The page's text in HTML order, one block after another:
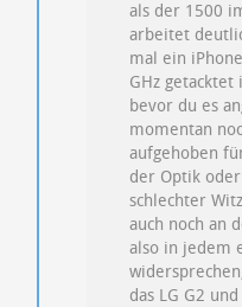
als der 1500
arbeitet
mal ein
GHz getacktet
bevor du es
momentan
aufgehoben
der Optik
schlechter
auch noch an
also in jedem
das LG G2